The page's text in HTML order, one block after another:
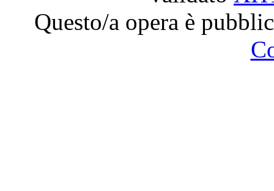
Questo/a opera è